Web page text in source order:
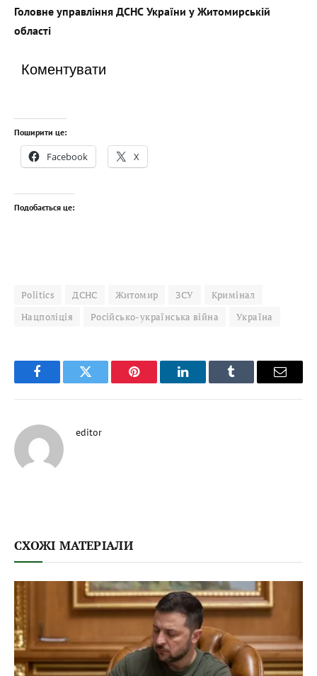
Головне управління ДСНС України у Житомирській
області
Коментувати
Поширити це:
Facebook X
Подобається це:
Politics ДСНС Житомир ЗСУ
Кримінал
Нацполіція
Російсько-українська війна Україна
FacebookTwitter Pinterest LinkedInTumblr Email
editor
СХОЖІ МАТЕРІАЛИ